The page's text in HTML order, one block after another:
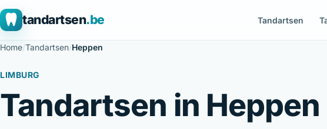
tandartsen.be Tandartsen
Home/Tandartsen/Heppen
LIMBURG
Tandartsen in Heppen